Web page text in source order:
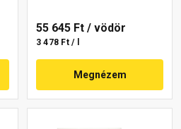
55 645 Ft / vödör
3 478 Ft / l
Megnézem